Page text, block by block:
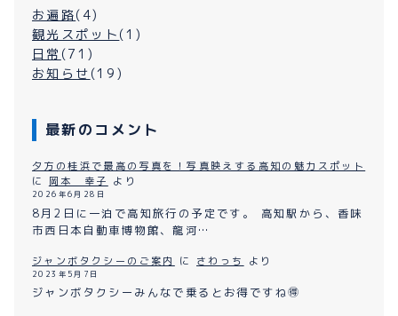
お遍路(4)
観光スポット (1)
日常 (71)
お知らせ (19)
最新のコメント
夕方の桂浜で最高の写真を！写真映えする高知の魅力スポット
に 岡本 幸子 より
2026年6月28日
8月2日に一泊で高知旅行の予定です。 高知駅から、香味
市西日本自動車博物館、龍河…
ジャンボタクシーのご案内 に さわっち より
2023年5月7日
ジャンボタクシーみんなで乗るとお得ですね🉐